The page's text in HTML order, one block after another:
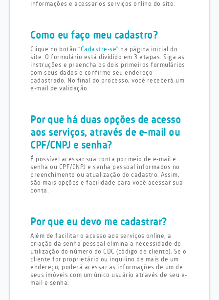
informações e acessar os serviços online do site.
Como eu faço meu cadastro?
Clique no botão “Cadastre-se” na página inicial do
site. O formulário está dividido em 3 etapas. Siga as
instruções e preencha os dois primeiros formulários
com seus dados e confirme seu endereço
cadastrado. No final do processo, você receberá um
e-mail de validação.
Por que há duas opções de acesso
aos serviços, através de e-mail ou
CPF/CNPJ e senha?
É possível acessar sua conta por meio de e-mail e
senha ou CPF/CNPJ e senha pessoal informados no
preenchimento ou atualização do cadastro. Assim,
são mais opções e facilidade para você acessar sua
conta.
Por que eu devo me cadastrar?
Além de facilitar o acesso aos serviços online, a
criação da senha pessoal elimina a necessidade de
utilização do número do CDC (código de cliente). Se o
cliente for proprietário ou inquilino de mais de um
endereço, poderá acessar as informações de um de
seus imóveis com um único usuário através de seu e-
mail e senha.